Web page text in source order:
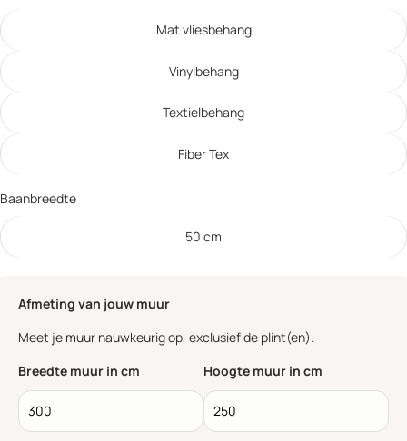
Mat vliesbehang
Vinylbehang
Textielbehang
Fiber Tex
Baanbreedte
50 cm
Afmeting van jouw muur
Meet je muur nauwkeurig op, exclusief de plint(en).
Breedte muur in cm
Hoogte muur in cm